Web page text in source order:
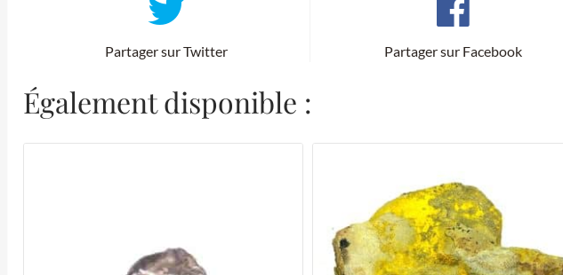
Partager sur Twitter Partager sur Facebook
Également disponible :